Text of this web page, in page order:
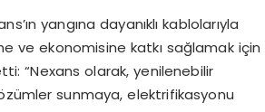
yangına dayanıklı kablolarıyla
ve ekonomisine katkı sağlamak için
“Nexans olarak, yenilenebilir
sunmaya, elektrifikasyonu